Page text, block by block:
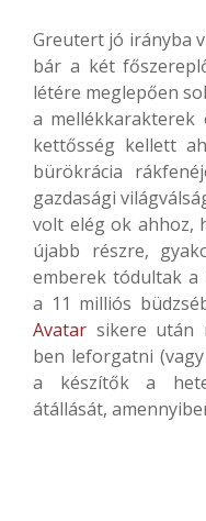
Greutert jó irányba
bár a két
létére meglepően
a mellékkarakterek
kettősség kellett
bürökrácia
gazdasági
volt elég ok ahhoz,
újabb részre,
emberek tódultak a
a 11 milliós
Avatar sikere után
ben leforgatni
a készítők a
átállását,